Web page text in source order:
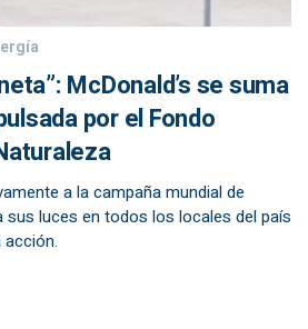
McDonald’s se suma
por el Fondo
a la campaña mundial de
sus luces en todos los locales del país